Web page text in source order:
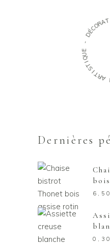
D
ÉCORA
A
R
T
I
S
T
I
Q
U
E
-
Dernières